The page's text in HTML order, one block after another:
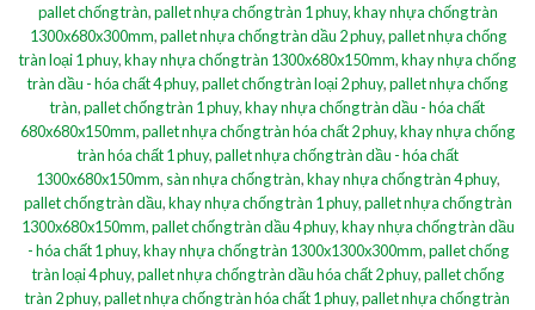
pallet chống tràn,pallet nhựa chống tràn 1 phuy,khay nhựa chống tràn
1300x680x300mm,pallet nhựa chống tràn dầu 2 phuy,pallet nhựa chống
tràn loại 1 phuy,khay nhựa chống tràn 1300x680x150mm,khay nhựa chống
tràn dầu - hóa chất 4 phuy,pallet chống tràn loại 2 phuy,pallet nhựa chống
tràn,pallet chống tràn 1 phuy,khay nhựa chống tràn dầu - hóa chất
680x680x150mm,pallet nhựa chống tràn hóa chất 2 phuy,khay nhựa chống
tràn hóa chất 1 phuy,pallet nhựa chống tràn dầu - hóa chất
1300x680x150mm, sàn nhựa chống tràn,khay nhựa chống tràn 4 phuy,
pallet chống tràn dầu,khay nhựa chống tràn 1 phuy,pallet nhựa chống tràn
1300x680x150mm,pallet chống tràn dầu 4 phuy,khay nhựa chống tràn dầu
- hóa chất 1 phuy,khay nhựa chống tràn 1300x1300x300mm,pallet chống
tràn loại 4 phuy,pallet nhựa chống tràn dầu hóa chất 2 phuy,pallet chống
tràn 2 phuy,pallet nhựa chống tràn hóa chất 1 phuy,pallet nhựa chống tràn